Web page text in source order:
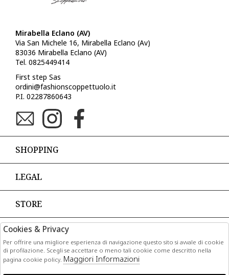
Mirabella Eclano (AV)
Via San Michele 16, Mirabella Eclano (Av)
83036 Mirabella Eclano (AV)
Tel. 0825449414
First step Sas
ordini@fashionscoppettuolo.it
P.I. 02287860643
SHOPPING
LEGAL
STORE
PAGAMENTI
Cookies & Privacy
Per offrire una migliore esperienza di navigazione questo sito si avvale di cookie
di profilazione. Scegli se accettare o meno tali cookie come descritto nella
pagina cookie policy. Maggiori Informazioni